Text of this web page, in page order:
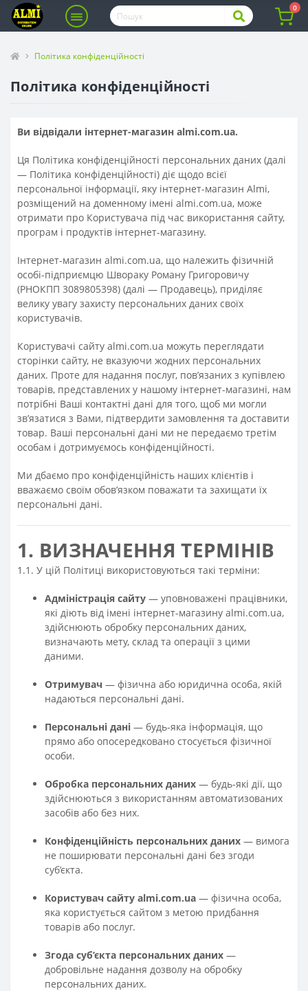
0
Політика конфіденційності
Політика конфіденційності
Ви відвідали інтернет-магазин almi.com.ua.
Ця Політика конфіденційності персональних даних (далі
— Політика конфіденційності) діє щодо всієї
персональної інформації, яку інтернет-магазин Almi,
розміщений на доменному імені almi.com.ua, може
отримати про Користувача під час використання сайту,
програм і продуктів інтернет-магазину.
Інтернет-магазин almi.com.ua, що належить фізичній
особі-підприємцю Швораку Роману Григоровичу
(РНОКПП 3089805398) (далі — Продавець), приділяє
велику увагу захисту персональних даних своїх
користувачів.
Користувачі сайту almi.com.ua можуть переглядати
сторінки сайту, не вказуючи жодних персональних
даних. Проте для надання послуг, пов’язаних з купівлею
товарів, представлених у нашому інтернет-магазині, нам
потрібні Ваші контактні дані для того, щоб ми могли
зв’язатися з Вами, підтвердити замовлення та доставити
товар. Ваші персональні дані ми не передаємо третім
особам і дотримуємось конфіденційності.
Ми дбаємо про конфіденційність наших клієнтів і
вважаємо своїм обов’язком поважати та захищати їх
персональні дані.
1. ВИЗНАЧЕННЯ ТЕРМІНІВ
1.1. У цій Політиці використовуються такі терміни:
Адміністрація сайту — уповноважені працівники,
які діють від імені інтернет-магазину almi.com.ua,
здійснюють обробку персональних даних,
визначають мету, склад та операції з цими
даними.
Отримувач — фізична або юридична особа, якій
надаються персональні дані.
Персональні дані — будь-яка інформація, що
прямо або опосередковано стосується фізичної
особи.
Обробка персональних даних — будь-які дії, що
здійснюються з використанням автоматизованих
засобів або без них.
Конфіденційність персональних даних — вимога
не поширювати персональні дані без згоди
суб’єкта.
Користувач сайту almi.com.ua — фізична особа,
яка користується сайтом з метою придбання
товарів або послуг.
Згода суб’єкта персональних даних —
добровільне надання дозволу на обробку
персональних даних.